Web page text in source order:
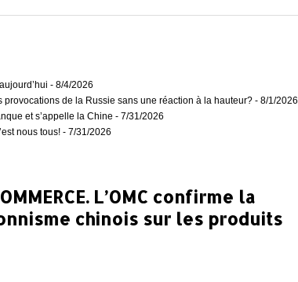
- 8/4/2026
provocations de la Russie sans une réaction à la hauteur? - 8/1/2026
et s’appelle la Chine - 7/31/2026
nous tous! - 7/31/2026
L’OMC confirme la
chinois sur les produits